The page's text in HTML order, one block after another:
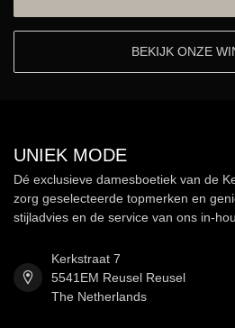
BEKIJK ONZE
UNIEK MODE
Dé exclusieve damesboetiek van de
zorg geselecteerde topmerken en
stijladvies en de service van ons in-
Kerkstraat 7
5541EM Reusel Reusel
The Netherlands